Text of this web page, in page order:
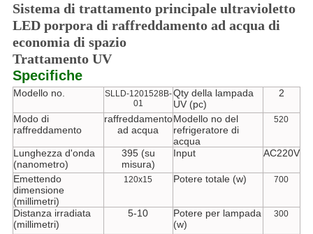
Sistema di trattamento principale ultravioletto
LED porpora di raffreddamento ad acqua di
economia di spazio
Trattamento UV
Specifiche
Modello no.
SLLD-1201528B-
01
Qty della lampada
UV (pc)
2
Modo di
raffreddamento
raffreddamento
ad acqua
Modello no del
refrigeratore di
acqua
520
Lunghezza d'onda
(nanometro)
395 (su
misura)
Input AC220V
Emettendo
dimensione
(millimetri)
120x15 Potere totale (w) 700
Distanza irradiata
(millimetri)
5-10
Potere per lampada
(w)
300